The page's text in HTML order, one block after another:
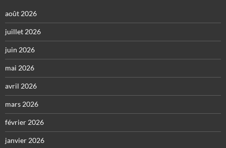
août 2026
juillet 2026
juin 2026
mai 2026
avril 2026
mars 2026
février 2026
janvier 2026